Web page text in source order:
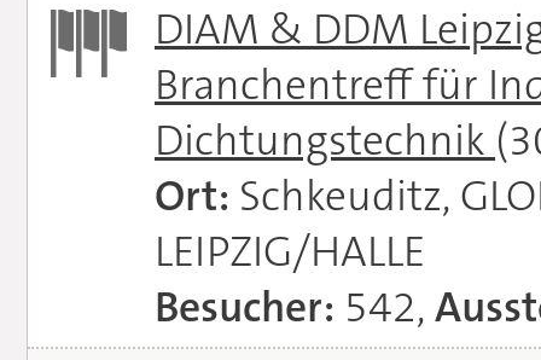
DIAM & DDM
Branchentreff für
Dichtungstechnik
Ort: Schkeuditz,
LEIPZIG/HALLE
Besucher: 542,